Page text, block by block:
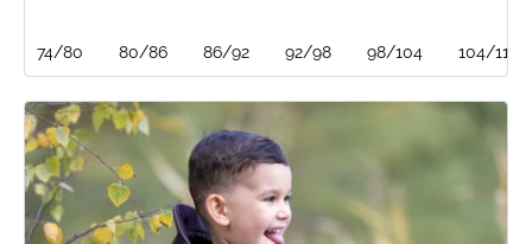
74/80 80/86 86/92 92/98 98/104 104/110